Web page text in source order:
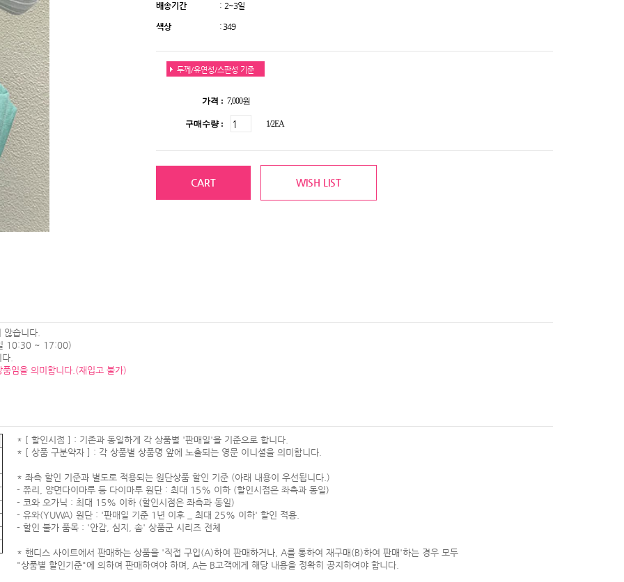
배송기간 : 2~3일
색상 : 349
두께/유연성/스판성 기준
가격 : 7,000원
구매수량 : 1/2EA
CART WISH LIST
습니다.
10:30 ~ 17:00)
.
임을 의미합니다.(재입고 불가)
* [ 할인시점 ] : 기존과 동일하게 각 상품별 '판매일'을 기준으로 합니다.
* [ 상품 구분약자 ] : 각 상품별 상품명 앞에 노출되는 영문 이니셜을 의미합니다.
* 좌측 할인 기준과 별도로 적용되는 원단상품 할인 기준 (아래 내용이 우선됩니다.)
- 쮸리, 양면다이마루 등 다이마루 원단 : 최대 15% 이하 (할인시점은 좌측과 동일)
- 코와 오가닉 : 최대 15% 이하 (할인시점은 좌측과 동일)
- 유와(YUWA) 원단 : '판매일 기준 1년 이후 _ 최대 25% 이하' 할인 적용.
- 할인 불가 품목 : '안감, 심지, 솜' 상품군 시리즈 전체
* 핸디스 사이트에서 판매하는 상품을 '직접 구입(A)하여 판매하거나, A를 통하여 재구매(B)하여 판매'하는 경우 모두
"상품별 할인기준"에 의하여 판매하여야 하며, A는 B고객에게 해당 내용을 정확히 공지하여야 합니다.